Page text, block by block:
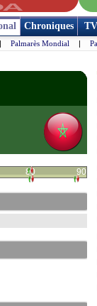
Chroniques
| Palmarès Mondial |
80 90